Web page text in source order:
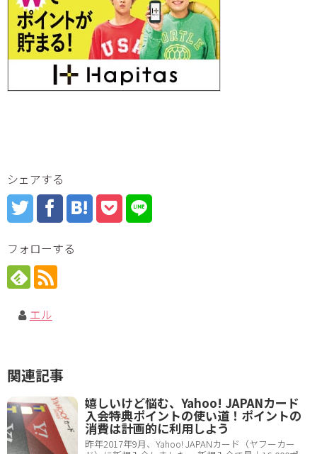
シェアする
フォローする
エル
関連記事
嬉しいけど悩む、Yahoo! JAPANカード
入会特典ポイントの使い道！ポイントの
消費は計画的に利用しよう
昨年2017年9月、Yahoo! JAPANカード（ヤフーカー